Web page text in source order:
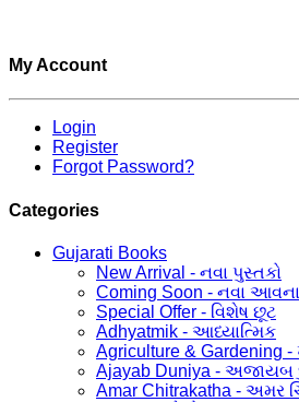
My Account
Login
Register
Forgot Password?
Categories
Gujarati Books
New Arrival - નવા પુસ્તકો
Coming Soon - નવા
Special Offer - વિશેષ છૂટ
Adhyatmik - આધ્યાત્મિક
Agriculture & Gardening -
Ajayab Duniya - અજાયબ
Amar Chitrakatha - અમર